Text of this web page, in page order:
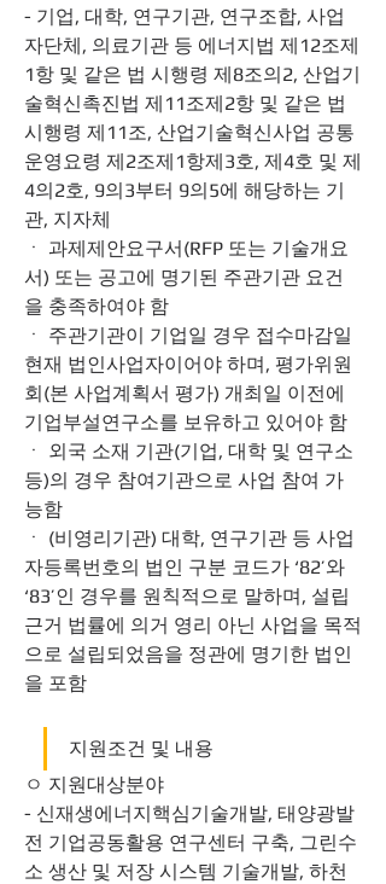
- 기업, 대학, 연구기관, 연구조합, 사업
자단체, 의료기관 등 에너지법 제12조제
1항 및 같은 법 시행령 제8조의2, 산업기
술혁신촉진법 제11조제2항 및 같은 법
시행령 제11조, 산업기술혁신사업 공통
운영요령 제2조제1항제3호, 제4호 및 제
4의2호, 9의3부터 9의5에 해당하는 기
관, 지자체
ㆍ 과제제안요구서(RFP 또는 기술개요
서) 또는 공고에 명기된 주관기관 요건
을 충족하여야 함
ㆍ 주관기관이 기업일 경우 접수마감일
현재 법인사업자이어야 하며, 평가위원
회(본 사업계획서 평가) 개최일 이전에
기업부설연구소를 보유하고 있어야 함
ㆍ 외국 소재 기관(기업, 대학 및 연구소
등)의 경우 참여기관으로 사업 참여 가
능함
ㆍ (비영리기관) 대학, 연구기관 등 사업
자등록번호의 법인 구분 코드가 ‘82’와
‘83’인 경우를 원칙적으로 말하며, 설립
근거 법률에 의거 영리 아닌 사업을 목적
으로 설립되었음을 정관에 명기한 법인
을 포함
지원조건 및 내용
ㅇ 지원대상분야
- 신재생에너지핵심기술개발, 태양광발
전 기업공동활용 연구센터 구축, 그린수
소 생산 및 저장 시스템 기술개발, 하천